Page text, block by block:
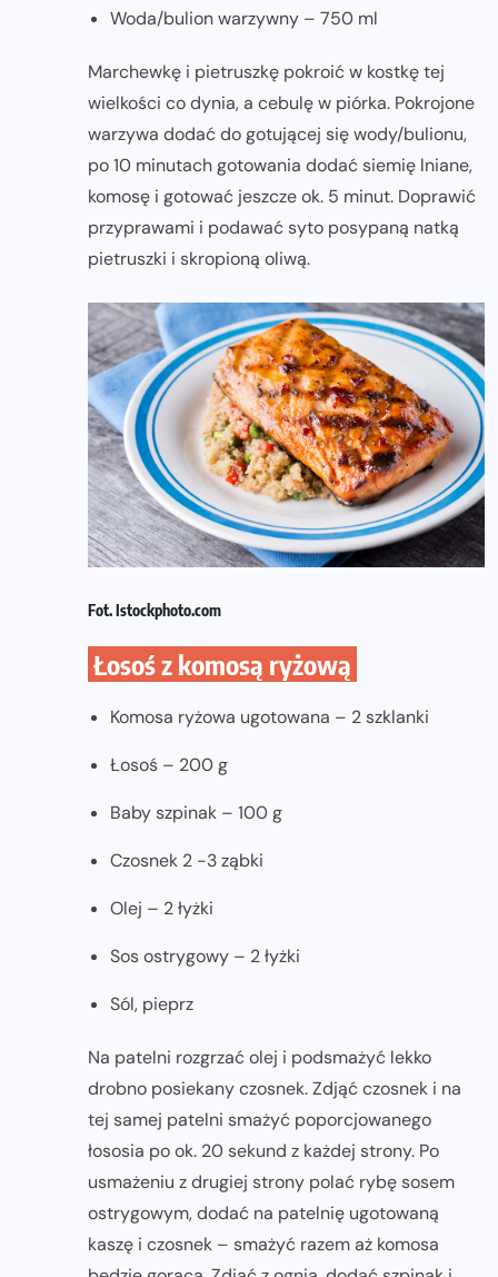
Woda/bulion warzywny – 750 ml
Marchewkę i pietruszkę pokroić w kostkę tej
wielkości co dynia, a cebulę w piórka. Pokrojone
warzywa dodać do gotującej się wody/bulionu,
po 10 minutach gotowania dodać siemię lniane,
komosę i gotować jeszcze ok. 5 minut. Doprawić
przyprawami i podawać syto posypaną natką
pietruszki i skropioną oliwą.
Fot. Istockphoto.com
Łosoś z komosą ryżową
Komosa ryżowa ugotowana – 2 szklanki
Łosoś – 200 g
Baby szpinak – 100 g
Czosnek 2 -3 ząbki
Olej – 2 łyżki
Sos ostrygowy – 2 łyżki
Sól, pieprz
Na patelni rozgrzać olej i podsmażyć lekko
drobno posiekany czosnek. Zdjąć czosnek i na
tej samej patelni smażyć poporcjowanego
łososia po ok. 20 sekund z każdej strony. Po
usmażeniu z drugiej strony polać rybę sosem
ostrygowym, dodać na patelnię ugotowaną
kaszę i czosnek – smażyć razem aż komosa